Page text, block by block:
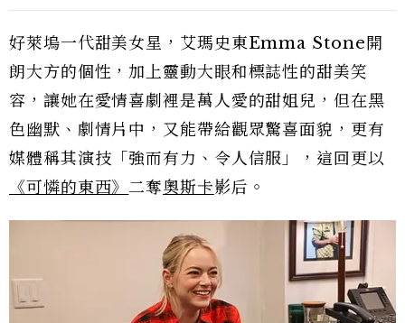
好萊塢一代甜美女星，艾瑪史東Emma Stone開
朗大方的個性，加上靈動大眼和標誌性的甜美笑
容，讓她在愛情喜劇裡是萬人愛的甜姐兒，但在黑
色幽默、劇情片中，又能帶給觀眾驚喜面貌，更有
媒體稱其演技「強而有力、令人信服」，這回更以
《可憐的東西》 二奪奧斯卡影后。